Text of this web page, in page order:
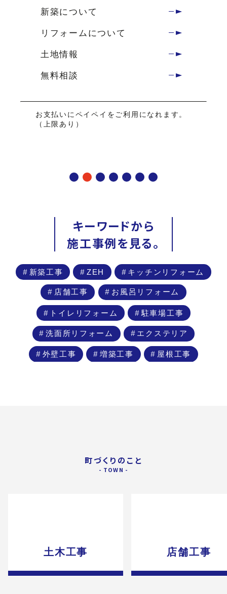
新築について
リフォームについて
土地情報
無料相談
お支払いにペイペイをご利用になれます。
（上限あり）
キーワードから
施工事例を見る。
新築工事 ZEH キッチンリフォーム
店舗工事 お風呂リフォーム
トイレリフォーム 駐車場工事
洗面所リフォーム エクステリア
外壁工事 増築工事 屋根工事
町づくりのこと
土木工事 店舗工事